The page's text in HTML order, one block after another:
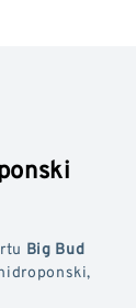
Big Bud